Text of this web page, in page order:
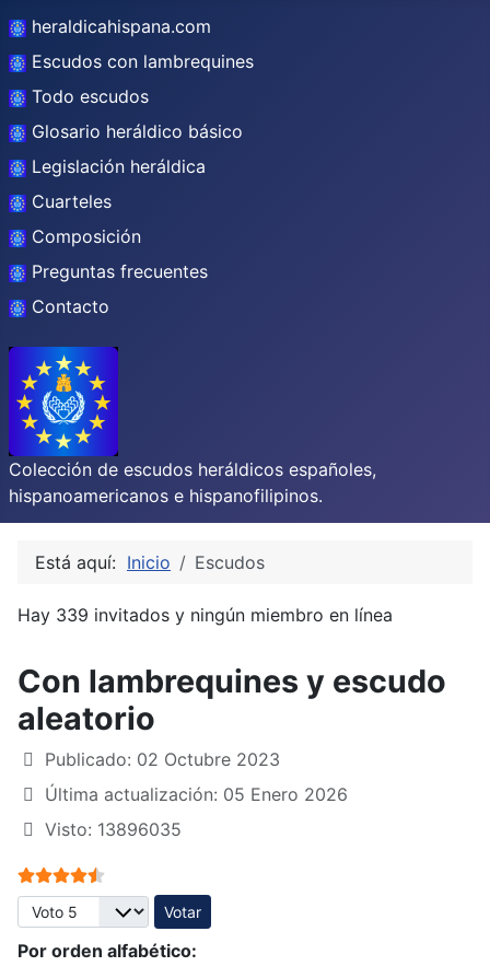
heraldicahispana.com
Escudos con lambrequines
Todo escudos
Glosario heráldico básico
Legislación heráldica
Cuarteles
Composición
Preguntas frecuentes
Contacto
Colección de escudos heráldicos españoles,
hispanoamericanos e hispanofilipinos.
Está aquí: Inicio Escudos
Hay 339 invitados y ningún miembro en línea
Con lambrequines y escudo
aleatorio
Publicado: 02 Octubre 2023
Última actualización: 05 Enero 2026
Visto: 13896035
Ratio:4.5/
Por favor, vote
Por orden alfabético: